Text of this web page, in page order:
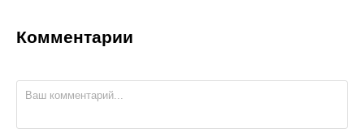
Комментарии